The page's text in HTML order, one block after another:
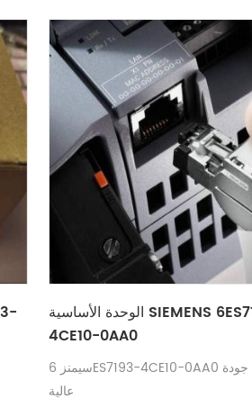
الوحدة الأساسية SIEMENS 6ES7193-
4CE10-0AA0
سيمنز 6ES7193-4CE10-0AA0 سعر جيد جودة
عالية